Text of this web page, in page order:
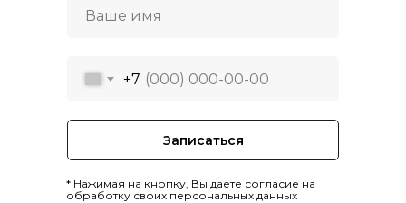
+7
Записаться
* Нажимая на кнопку, Вы даете согласие на
обработку своих персональных данных